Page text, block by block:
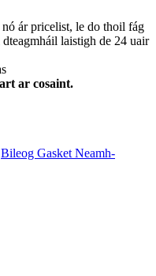
ár pricelist, le do thoil fág
laistigh de 24 uair
ar cosaint.
Bileog Gasket Neamh-